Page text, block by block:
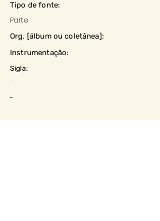
Tipo de fonte:
Parte
Org. [álbum ou coletânea]:
Instrumentação:
Sigla:
-
-
-